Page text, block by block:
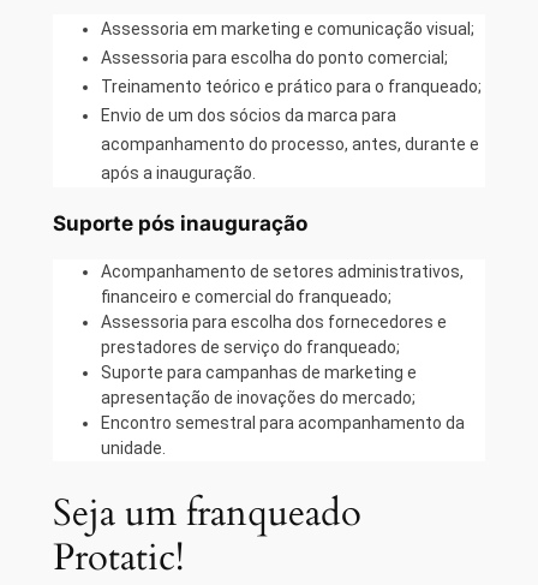
Assessoria em marketing e comunicação visual;
Assessoria para escolha do ponto comercial;
Treinamento teórico e prático para o franqueado;
Envio de um dos sócios da marca para
acompanhamento do processo, antes, durante e
após a inauguração.
Suporte pós inauguração
Acompanhamento de setores administrativos,
financeiro e comercial do franqueado;
Assessoria para escolha dos fornecedores e
prestadores de serviço do franqueado;
Suporte para campanhas de marketing e
apresentação de inovações do mercado;
Encontro semestral para acompanhamento da
unidade.
Seja um franqueado
Protatic!